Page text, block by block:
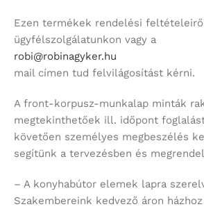
Ezen termékek rendelési
ügyfélszolgálatunkon vagy a
robi@robinagyker.hu
mail címen tud felvilágosítást kérni.
A front-korpusz-munkalap minták
megtekinthetőek ill. időpont
követően személyes megbeszélés
segítünk a tervezésben és
– A konyhabútor elemek lapra
Szakembereink kedvező áron